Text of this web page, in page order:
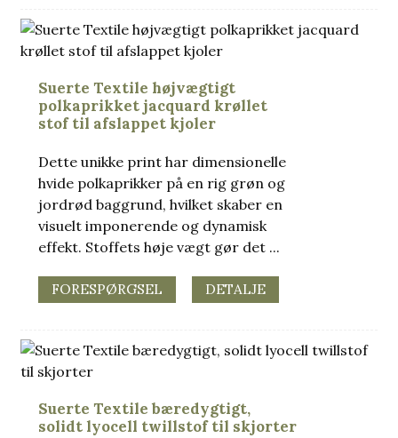
Suerte Textile højvægtigt
polkaprikket jacquard krøllet
stof til afslappet kjoler
Dette unikke print har dimensionelle
hvide polkaprikker på en rig grøn og
jordrød baggrund, hvilket skaber en
visuelt imponerende og dynamisk
effekt. Stoffets høje vægt gør det ...
FORESPØRGSEL DETALJE
Suerte Textile bæredygtigt,
solidt lyocell twillstof til skjorter